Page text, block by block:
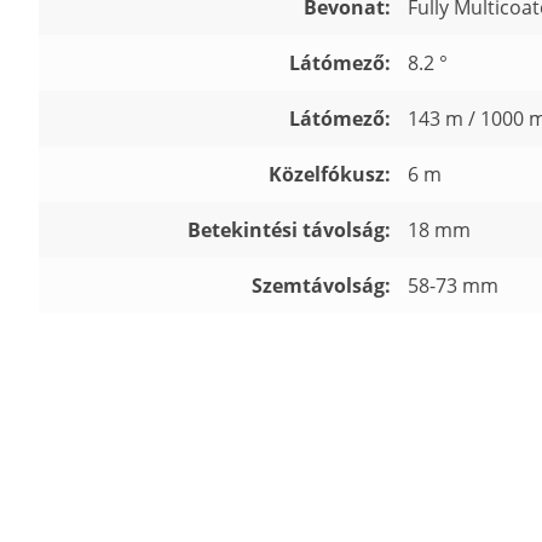
Bevonat: Fully
Látómező: 8.2 °
Látómező: 143 m / 1000
Közelfókusz: 6 m
Betekintési távolság: 18 mm
Szemtávolság: 58-73 mm